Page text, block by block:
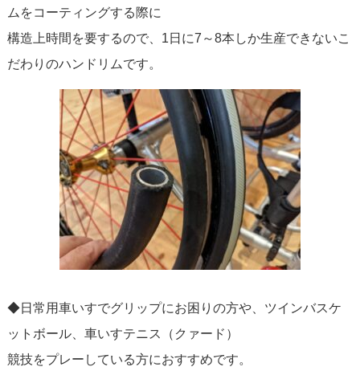
ムをコーティングする際に
構造上時間を要するので、1日に7～8本しか生産できないこ
だわりのハンドリムです。
◆日常用車いすでグリップにお困りの方や、ツインバスケ
ットボール、車いすテニス（クァード）
競技をプレーしている方におすすめです。